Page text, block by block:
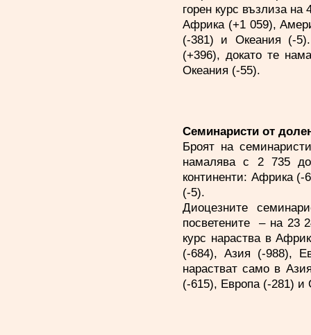
горен курс възлиза
Африка (+1 059),
(-381) и Океания (-
(+396), докато те
Океания (-55).
Семинаристи от
Броят на
намалява с 2 735
континенти: Африка
(-5).
Диоцезните
посветените – на 23
курс нараства в
(-684), Азия (-988),
нарастват само в
(-615), Европа (-281) и